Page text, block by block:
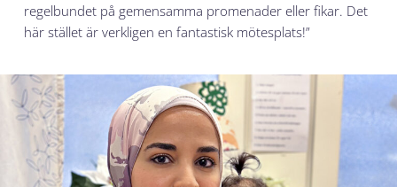
regelbundet på gemensamma promenader eller fikar. Det
här stället är verkligen en fantastisk mötesplats!”